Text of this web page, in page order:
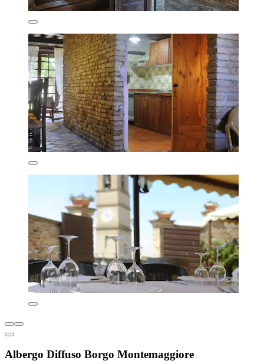
Albergo Diffuso Borgo Montemaggiore